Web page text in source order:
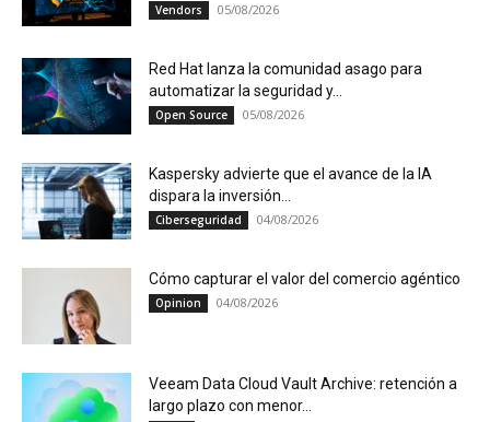
Vendors 05/08/2026
Red Hat lanza la comunidad asago para
automatizar la seguridad y...
Open Source 05/08/2026
Kaspersky advierte que el avance de la IA
dispara la inversión...
Ciberseguridad 04/08/2026
Cómo capturar el valor del comercio agéntico
Opinion 04/08/2026
Veeam Data Cloud Vault Archive: retención a
largo plazo con menor...